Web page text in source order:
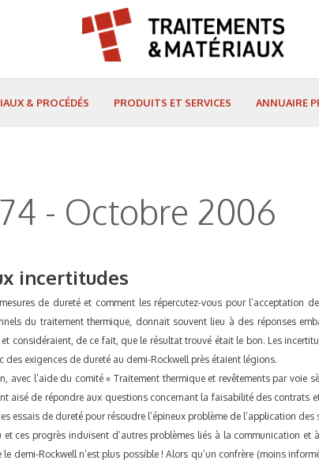
& PROCÉDÉS PRODUITS ET SERVICES ANNUAIRE
- Octobre 2006
incertitudes
de dureté et comment les répercutez-vous pour
du traitement thermique, donnait souvent lieu à des réponses
considéraient, de ce fait, que le résultat trouvé était le bon. Les
des exigences de dureté au demi-Rockwell près étaient légions.
avec l’aide du comité « Traitement thermique et revêtements par
aisé de répondre aux questions concernant la faisabilité des
essais de dureté pour résoudre l’épineux problème de l’application
et ces progrès induisent d’autres problèmes liés à la communication
demi-Rockwell n’est plus possible ! Alors qu’un confrère (moins